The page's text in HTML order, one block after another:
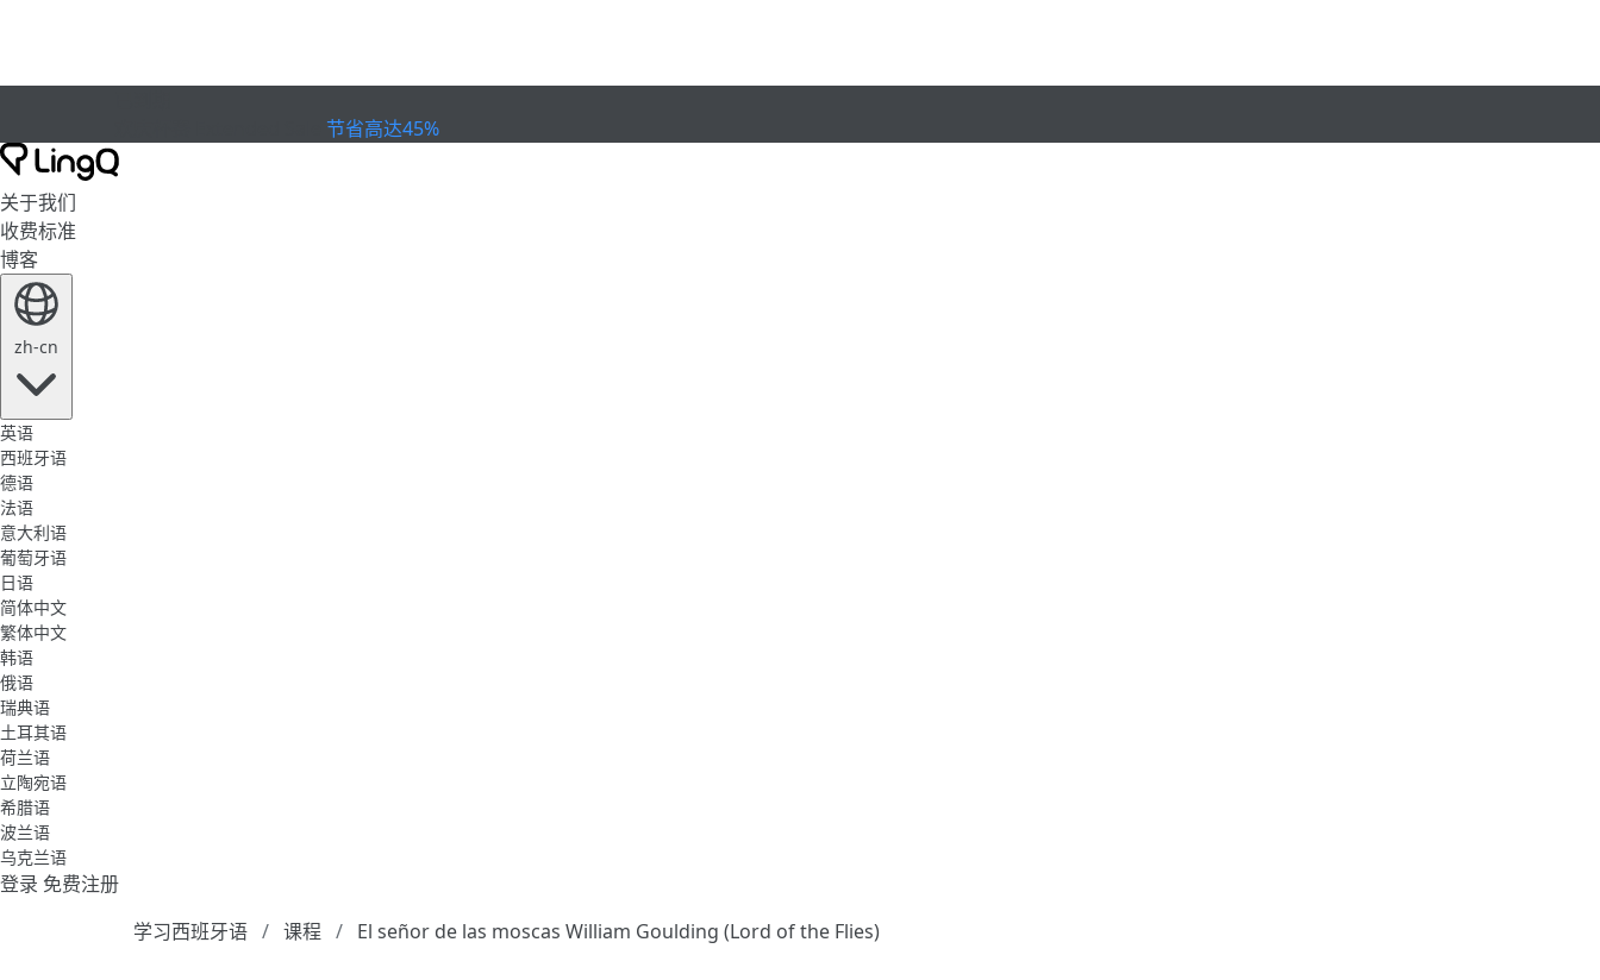
节省高达45%
关于我们
收费标准
博客
zh-cn
英语
西班牙语
德语
法语
意大利语
葡萄牙语
日语
简体中文
繁体中文
韩语
俄语
瑞典语
土耳其语
荷兰语
立陶宛语
希腊语
波兰语
乌克兰语
登录 免费注册
学习西班牙语
课程 El señor de las moscas William Goulding (Lord of the Flies)